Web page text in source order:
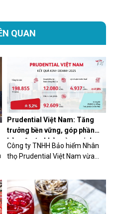
QUAN
Prudential Việt Nam: Tăng
trưởng bền vững, góp phần
bảo vệ sức khỏe và an sinh
cho cộng đồng
Công ty TNHH Bảo hiểm Nhân
thọ Prudential Việt Nam vừa
cực, tiếp tục khẳng định vai trò
trong việc nâng cao năng lực
bảo vệ tài chính, góp phần